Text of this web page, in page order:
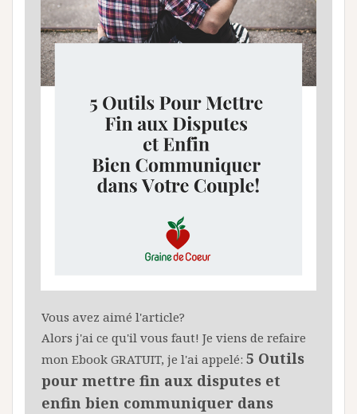
Vous avez aimé l'article?
Alors j'ai ce qu'il vous faut! Je viens de refaire
mon Ebook GRATUIT, je l'ai appelé: 5 Outils
pour mettre fin aux disputes et
enfin bien communiquer dans